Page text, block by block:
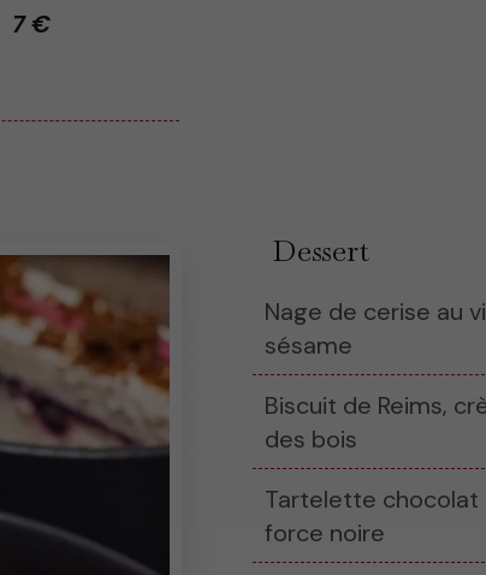
7 €
Dessert
Nage de cerise au
sésame
Biscuit de Reims,
des bois
Tartelette chocolat
force noire